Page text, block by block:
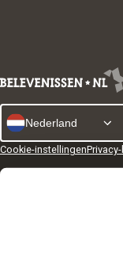
Nederland
Cookie-instellingen